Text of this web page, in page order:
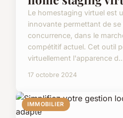
Le homestaging virtuel est
innovante permettant de se
concurrence, dans le
compétitif actuel. Cet outil
virtuellement l'apparence
17 octobre 2024
IMMOBILIER